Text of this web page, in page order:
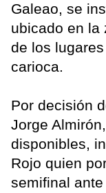
Galeao, se
ubicado en la
de los
carioca.
Por decisión
Jorge
disponibles,
Rojo quien
semifinal